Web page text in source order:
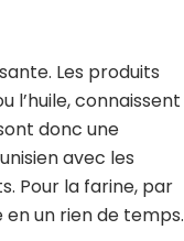
Les produits
l’huile, connaissent
donc une
avec les
Pour la farine, par
un rien de temps.